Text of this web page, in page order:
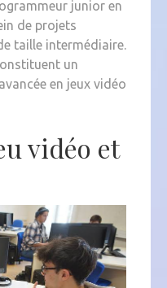
junior en
de projets
taille intermédiaire.
un
en jeux vidéo
vidéo et